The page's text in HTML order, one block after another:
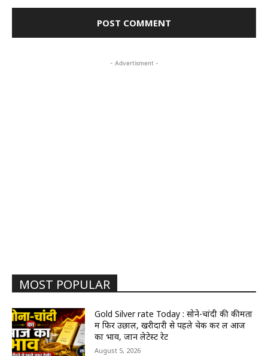
- Advertisment -
MOST POPULAR
Gold Silver rate Today : सोने-चांदी की कीमतों
में फिर उछाल, खरीदारी से पहले चेक कर लें आज
का भाव, जानें लेटेस्ट रेट
August 5, 2026